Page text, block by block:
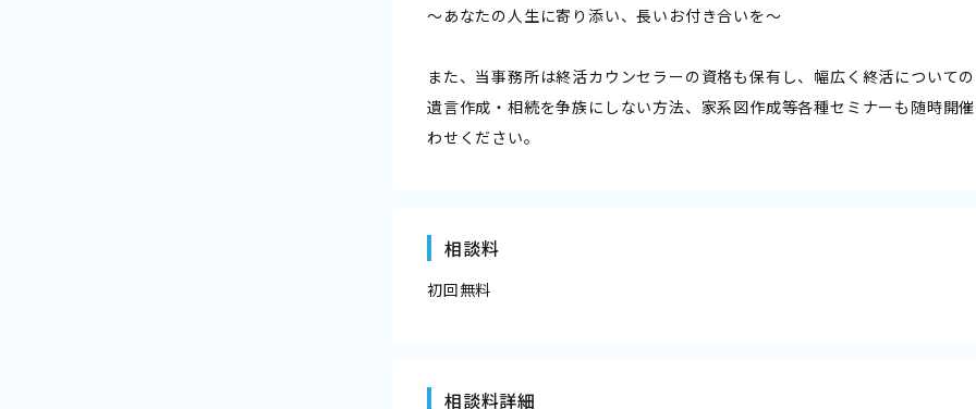
～あなたの人生に寄り添い、長いお付き合いを～
また、当事務所は終活カウンセラーの資格も保有し、幅広く終活について
遺言作成・相続を争族にしない方法、家系図作成等各種セミナーも随時開
わせください。
相談料
初回無料
相談料詳細